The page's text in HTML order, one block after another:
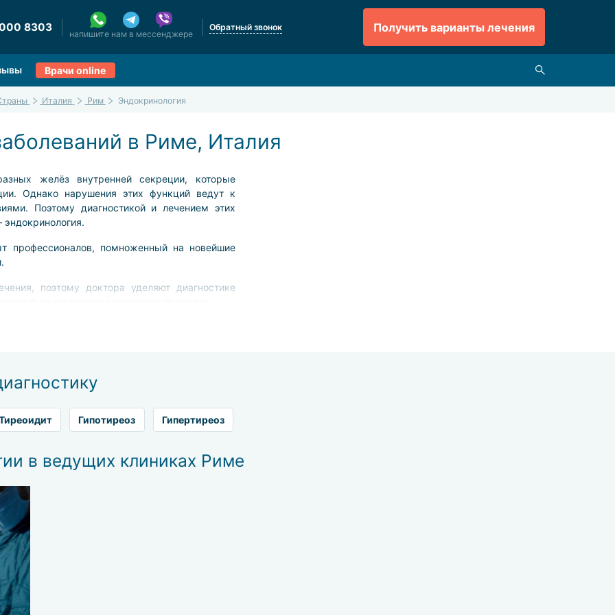
8303
напишите нам в мессенджере
Обратный звонок Получить варианты лечения
Врачи online
Италия Рим Эндокринология
в Риме, Италия
желёз внутренней секреции, которые
Однако нарушения этих функций ведут к
Поэтому диагностикой и лечением этих
профессионалов, помноженный на новейшие
поэтому доктора уделяют диагностике
каждому пациенту индивидуальную
перестаёт вырабатываться в достаточном
компенсирующие недостачу;
метод, при котором с помощью компьютерной
из строя» железы;
других болезнях необходимо соблюдение
Гипотиреоз Гипертиреоз
в ведущих клиниках Риме